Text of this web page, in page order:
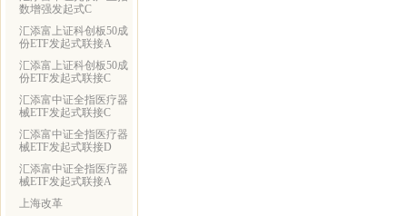
数增强发起式C
汇添富上证科创板50成
份ETF发起式联接A
汇添富上证科创板50成
份ETF发起式联接C
汇添富中证全指医疗器
械ETF发起式联接C
汇添富中证全指医疗器
械ETF发起式联接D
汇添富中证全指医疗器
械ETF发起式联接A
上海改革